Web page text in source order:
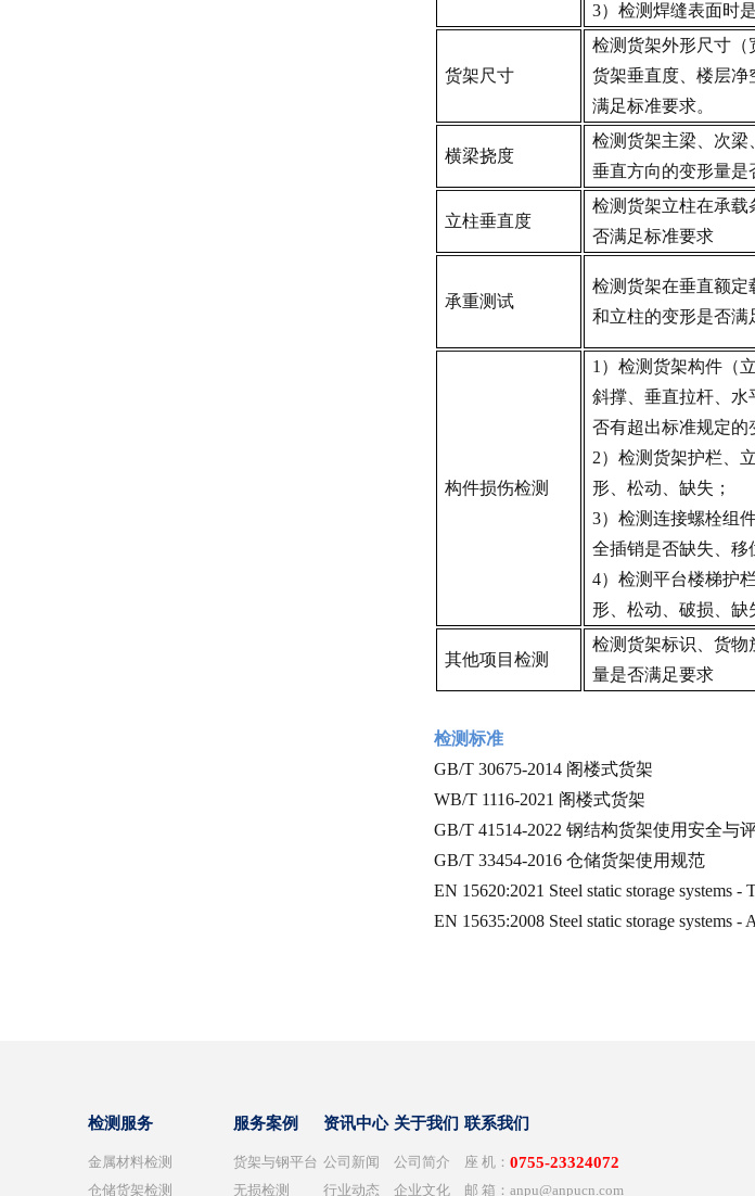
3）检测焊缝表面时
货架尺寸
检测货架外形尺寸（
货架垂直度、楼层净
满足标准要求。
横梁挠度
检测货架主梁、次梁
垂直方向的变形量是
立柱垂直度
检测货架立柱在承载
否满足标准要求
承重测试
检测货架在垂直额定
和立柱的变形是否满
构件损伤检测
1）检测货架构件（
斜撑、垂直拉杆、水
否有超出标准规定的
2）检测货架护栏、
形、松动、缺失；
3）检测连接螺栓组
全插销是否缺失、移
4）检测平台楼梯护
形、松动、破损、缺
其他项目检测
检测货架标识、货物
量是否满足要求
检测标准
GB/T 30675-2014 阁楼式货架
WB/T 1116-2021 阁楼式货架
GB/T 41514-2022 钢结构货架使用安全与
GB/T 33454-2016 仓储货架使用规范
EN 15620:2021 Steel static storage systems -
EN 15635:2008 Steel static storage systems -
检测服务
金属材料检测
仓储货架检测
服务案例
货架与钢平台
无损检测
资讯中心
公司新闻
行业动态
关于我们
公司简介
企业文化
联系我们
座 机：0755-23324072
邮 箱：anpu@anpucn.com